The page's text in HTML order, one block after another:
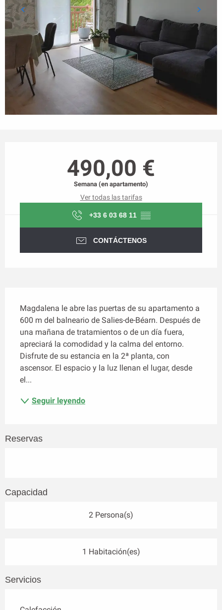
490,00 €
Semana (en apartamento)
Ver todas las tarifas
+33 6 03 68 11 ▒▒
CONTÁCTENOS
Magdalena le abre las puertas de su apartamento a
600 m del balneario de Salies-de-Béarn. Después de
una mañana de tratamientos o de un día fuera,
apreciará la comodidad y la calma del entorno.
Disfrute de su estancia en la 2ª planta, con
ascensor. El espacio y la luz llenan el lugar, desde
el...
Seguir leyendo
Reservas
Capacidad
2 Persona(s)
1 Habitación(es)
Servicios